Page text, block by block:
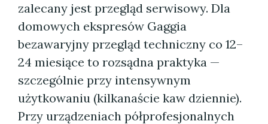
zalecany jest przegląd serwisowy. Dla
domowych ekspresów Gaggia
bezawaryjny przegląd techniczny co 12–
24 miesiące to rozsądna praktyka —
szczególnie przy intensywnym
użytkowaniu (kilkanaście kaw dziennie).
Przy urządzeniach półprofesjonalnych